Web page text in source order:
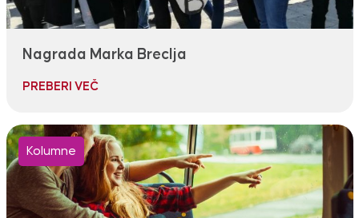
Nagrada Marka Breclja
PREBERI VEČ
Kolumne